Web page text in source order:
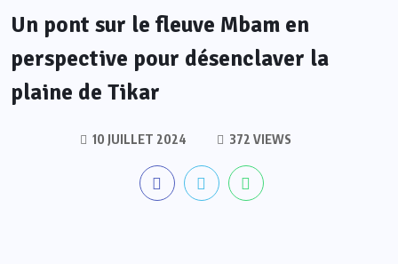
Un pont sur le fleuve Mbam en
perspective pour désenclaver la
plaine de Tikar
10 JUILLET 2024 372 VIEWS